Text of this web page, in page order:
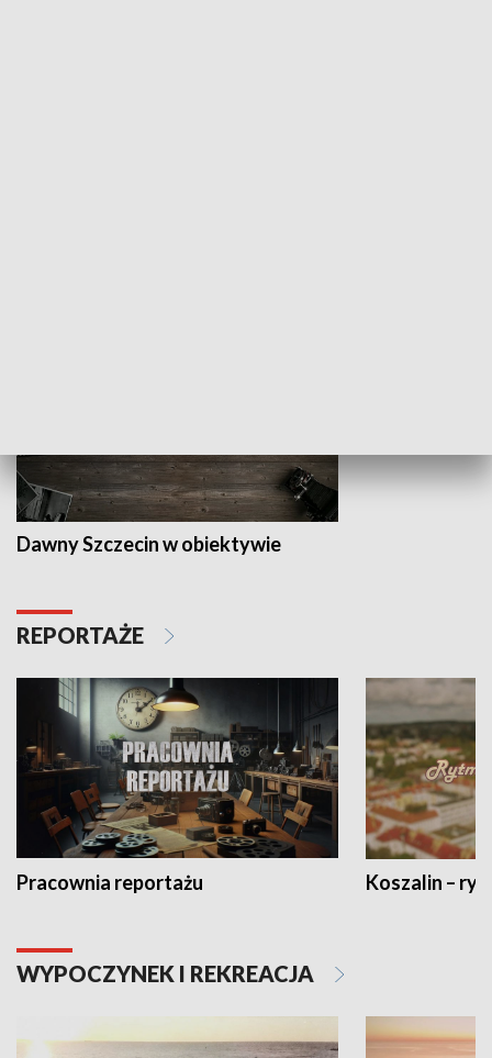
Dawny Szczecin w obiektywie
REPORTAŻE
Pracownia reportażu Koszalin –
WYPOCZYNEK I REKREACJA